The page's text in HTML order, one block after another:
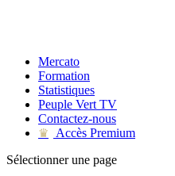
Mercato
Formation
Statistiques
Peuple Vert TV
Contactez-nous
♛
Accès Premium
Sélectionner une page